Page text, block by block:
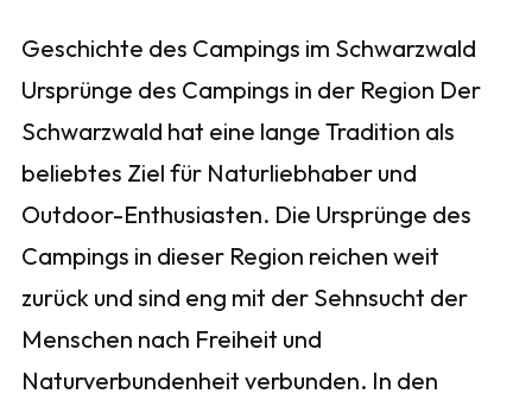
Geschichte des Campings im Schwarzwald
Ursprünge des Campings in der Region Der
Schwarzwald hat eine lange Tradition als
beliebtes Ziel für Naturliebhaber und
Outdoor-Enthusiasten. Die Ursprünge des
Campings in dieser Region reichen weit
zurück und sind eng mit der Sehnsucht der
Menschen nach Freiheit und
Naturverbundenheit verbunden. In den